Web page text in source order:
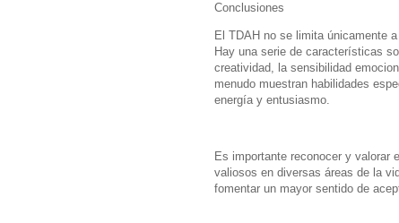
Conclusiones
El TDAH no se limita únicamente
Hay una serie de características
creatividad, la sensibilidad
menudo muestran habilidades
energía y entusiasmo.
Es importante reconocer y valorar
valiosos en diversas áreas de la
fomentar un mayor sentido de